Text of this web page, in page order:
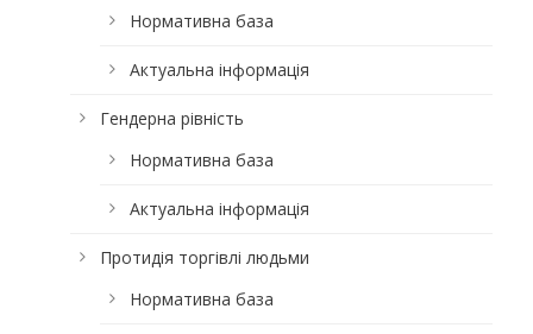
Нормативна база
Актуальна інформація
Гендерна рівність
Нормативна база
Актуальна інформація
Протидія торгівлі людьми
Нормативна база